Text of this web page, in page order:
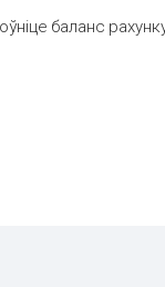
баланс